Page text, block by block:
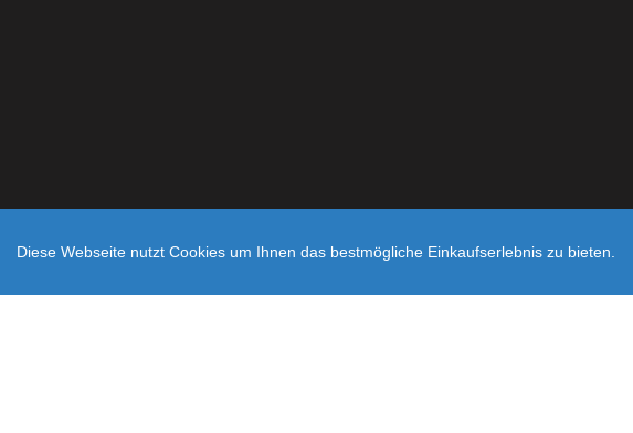
Diese Webseite nutzt Cookies um Ihnen das bestmögliche Einkaufserlebnis zu bieten.